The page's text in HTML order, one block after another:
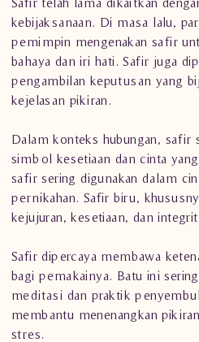
kebijaksanaan. Di masa lalu,
pemimpin mengenakan safir
bahaya dan iri hati. Safir juga
pengambilan keputusan yang
kejelasan pikiran.
Dalam konteks hubungan, safir
simbol kesetiaan dan cinta
safir sering digunakan dalam
pernikahan. Safir biru,
kejujuran, kesetiaan, dan
Safir dipercaya membawa
bagi pemakainya. Batu ini
meditasi dan praktik
membantu menenangkan
stres.